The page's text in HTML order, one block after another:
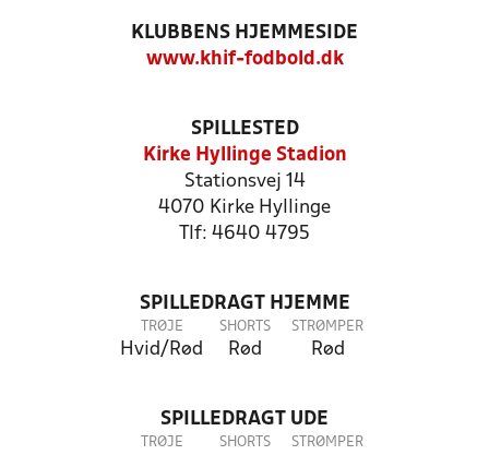
KLUBBENS HJEMMESIDE
www.khif-fodbold.dk
SPILLESTED
Kirke Hyllinge Stadion
Stationsvej 14
4070 Kirke Hyllinge
Tlf: 4640 4795
SPILLEDRAGT HJEMME
TRØJE
Hvid/Rød
SHORTS
Rød
STRØMPER
Rød
SPILLEDRAGT UDE
TRØJE SHORTS STRØMPER